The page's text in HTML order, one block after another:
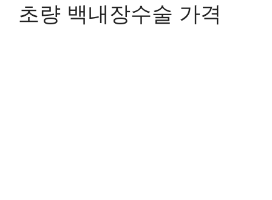
초량 백내장수술 가격